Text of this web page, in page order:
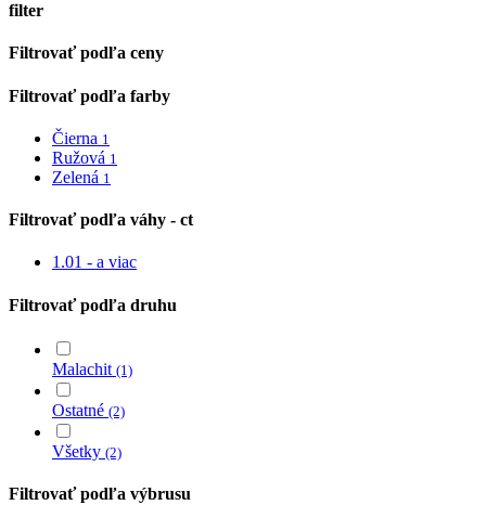
filter
Close
Filtrovať podľa ceny
Filtrovať podľa farby
Čierna 1
Ružová 1
Zelená 1
Filtrovať podľa váhy - ct
1.01 - a viac
Filtrovať podľa druhu
Malachit (1)
Ostatné (2)
Všetky (2)
Filtrovať podľa výbrusu